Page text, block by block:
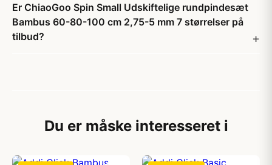
Er ChiaoGoo Spin Small Udskiftelige rundpindesæt
Bambus 60-80-100 cm 2,75-5 mm 7 størrelser på
tilbud?
Du er måske interesseret i